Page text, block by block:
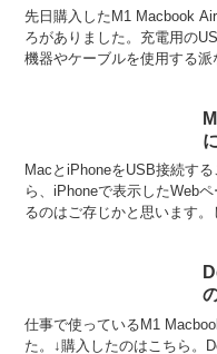
先日購入したM1 Macbook
ろがありました。充電用の
機器やケーブルを使用する
MacとiPhoneをUSB接続す
ら、iPhoneで表示したWeb
るのはご存じかと思います
仕事で使っているM1
た。↓購入したのはこちら。